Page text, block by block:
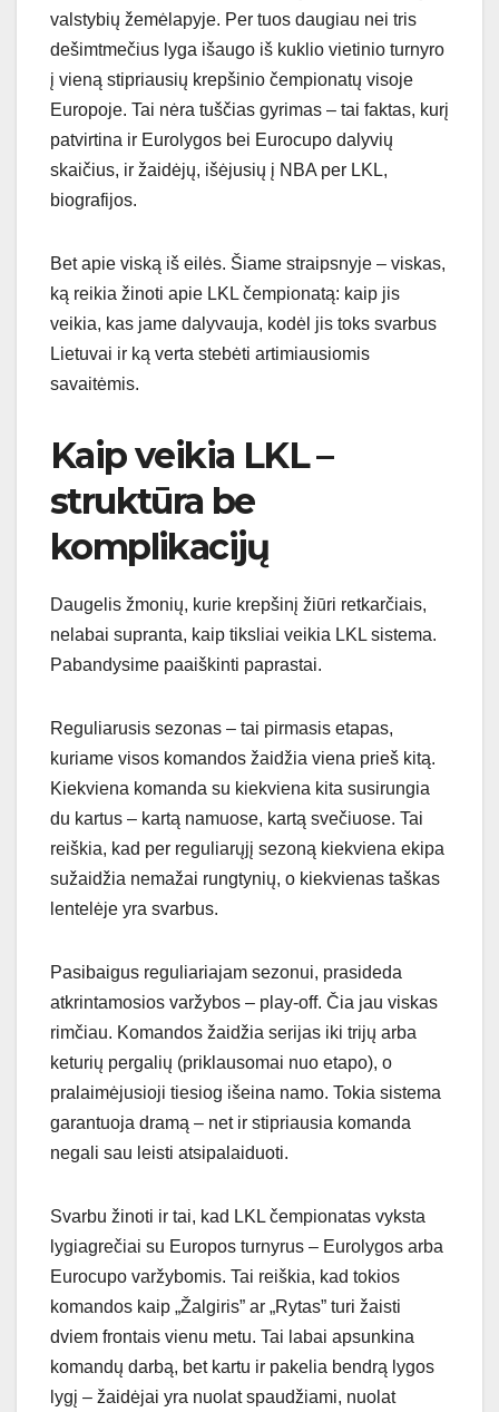
valstybių žemėlapyje. Per tuos daugiau nei tris
dešimtmečius lyga išaugo iš kuklio vietinio turnyro
į vieną stipriausių krepšinio čempionatų visoje
Europoje. Tai nėra tuščias gyrimas – tai faktas, kurį
patvirtina ir Eurolygos bei Eurocupo dalyvių
skaičius, ir žaidėjų, išėjusių į NBA per LKL,
biografijos.
Bet apie viską iš eilės. Šiame straipsnyje – viskas,
ką reikia žinoti apie LKL čempionatą: kaip jis
veikia, kas jame dalyvauja, kodėl jis toks svarbus
Lietuvai ir ką verta stebėti artimiausiomis
savaitėmis.
Kaip veikia LKL –
struktūra be
komplikacijų
Daugelis žmonių, kurie krepšinį žiūri retkarčiais,
nelabai supranta, kaip tiksliai veikia LKL sistema.
Pabandysime paaiškinti paprastai.
Reguliarusis sezonas – tai pirmasis etapas,
kuriame visos komandos žaidžia viena prieš kitą.
Kiekviena komanda su kiekviena kita susirungia
du kartus – kartą namuose, kartą svečiuose. Tai
reiškia, kad per reguliarųjį sezoną kiekviena ekipa
sužaidžia nemažai rungtynių, o kiekvienas taškas
lentelėje yra svarbus.
Pasibaigus reguliariajam sezonui, prasideda
atkrintamosios varžybos – play-off. Čia jau viskas
rimčiau. Komandos žaidžia serijas iki trijų arba
keturių pergalių (priklausomai nuo etapo), o
pralaimėjusioji tiesiog išeina namo. Tokia sistema
garantuoja dramą – net ir stipriausia komanda
negali sau leisti atsipalaiduoti.
Svarbu žinoti ir tai, kad LKL čempionatas vyksta
lygiagrečiai su Europos turnyrus – Eurolygos arba
Eurocupo varžybomis. Tai reiškia, kad tokios
komandos kaip „Žalgiris” ar „Rytas” turi žaisti
dviem frontais vienu metu. Tai labai apsunkina
komandų darbą, bet kartu ir pakelia bendrą lygos
lygį – žaidėjai yra nuolat spaudžiami, nuolat